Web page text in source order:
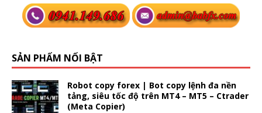
SẢN PHẨM NỔI BẬT
Robot copy forex | Bot copy lệnh đa nền
tảng, siêu tốc độ trên MT4 – MT5 – Ctrader
(Meta Copier)